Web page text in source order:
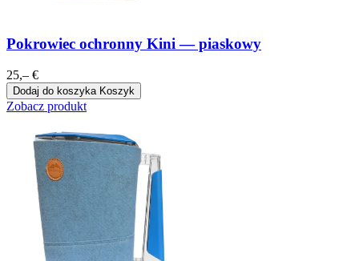
Pokrowiec ochronny Kini — piaskowy
25,– €
Dodaj do koszyka Koszyk
Zobacz produkt